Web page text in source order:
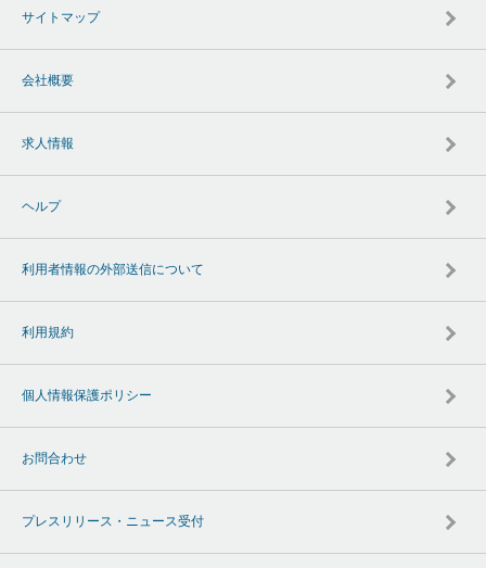
サイトマップ
会社概要
求人情報
ヘルプ
利用者情報の外部送信について
利用規約
個人情報保護ポリシー
お問合わせ
プレスリリース・ニュース受付